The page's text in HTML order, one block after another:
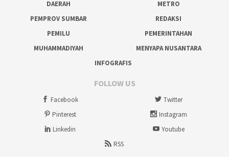
DAERAH
METRO
PEMPROV SUMBAR
REDAKSI
PEMILU
PEMERINTAHAN
MUHAMMADIYAH
MENYAPA NUSANTARA
INFOGRAFIS
FOLLOW US
Facebook
Twitter
Pinterest
Instagram
Linkedin
Youtube
RSS